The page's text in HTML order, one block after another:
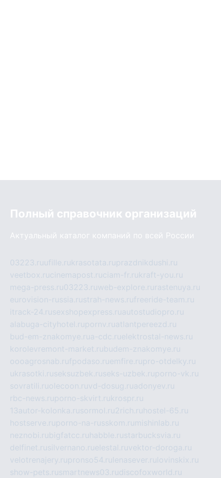
Полный справочник организаций
Актуальный каталог компаний по всей России
03223.ruufille.rukrasotata.ruprazdnikdushi.ru
veetbox.rucinemapost.ruciam-fr.rukraft-you.ru
mega-press.ru03223.ruweb-explore.ru rastenuya.ru
eurovision-russia.rustrah-news.rufreeride-team.ru
itrack-24.rusexshopexpress.ruautostudiopro.ru
alabuga-cityhotel.rupornv.ruatlantpereezd.ru
bud-em-znakomye.rua-cdc.ruelektrostal-news.ru
korolevremont-market.rubudem-znakomye.ru
oooagrosnab.rufpodaso.ruemfire.rupro-otdelky.ru
ukrasotki.ruseksuzbek.ruseks-uzbek.ruporno-vk.ru
sovratili.ruolecoon.ruvd-dosug.ruadonyev.ru
rbc-news.ruporno-skvirt.rukrospr.ru
13autor-kolonka.rusormol.ru2rich.ru hostel-65.ru
hostserve.ruporno-na-russkom.ru mishinlab.ru
neznobi.rubigfatcc.ru habble.rustarbucksvia.ru
delfinet.rusilvernano.ruelestal.ruvektor-doroga.ru
velotrenajery.rupronso54.ru lenasever.ru lovinskix.ru
show-pets.rusmartnews03.rudiscofoxworld.ru